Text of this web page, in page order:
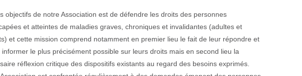
objectifs de notre Association est de défendre les droits des personnes
et atteintes de maladies graves, chroniques et invalidantes (adultes et
et cette mission comprend notamment en premier lieu le fait de leur répondre et
informer le plus précisément possible sur leurs droits mais en second lieu la
réflexion critique des dispositifs existants au regard des besoins exprimés.